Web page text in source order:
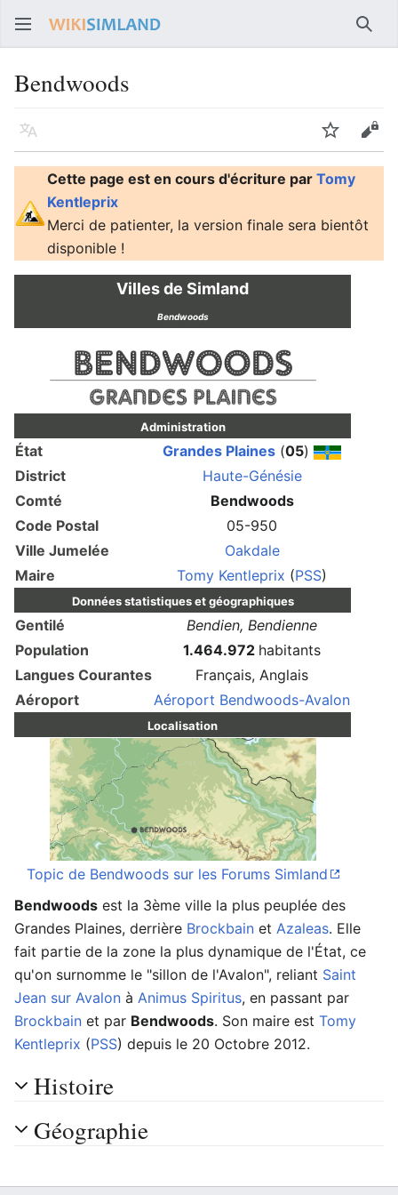
Bendwoods
Langue Suivre
Cette page est en cours d'écriture par Tomy
Kentleprix
Merci de patienter, la version finale sera bientôt
disponible !
Villes de Simland
Bendwoods
Administration
État Grandes Plaines (05)
District
Haute-Génésie
Comté
Bendwoods
Code Postal
05-950
Ville Jumelée
Oakdale
Maire
Tomy Kentleprix (PSS)
Données statistiques et géographiques
Gentilé
Bendien, Bendienne
Population
1.464.972 habitants
Langues Courantes
Français, Anglais
Aéroport
Aéroport Bendwoods-Avalon
Localisation
Topic de Bendwoods sur les Forums Simland
Bendwoods est la 3ème ville la plus peuplée des
Grandes Plaines, derrière Brockbain et Azaleas. Elle
fait partie de la zone la plus dynamique de l'État, ce
qu'on surnomme le "sillon de l'Avalon", reliant Saint
Jean sur Avalon à Animus Spiritus, en passant par
Brockbain et par Bendwoods. Son maire est Tomy
Kentleprix (PSS) depuis le 20 Octobre 2012.
Histoire
Géographie